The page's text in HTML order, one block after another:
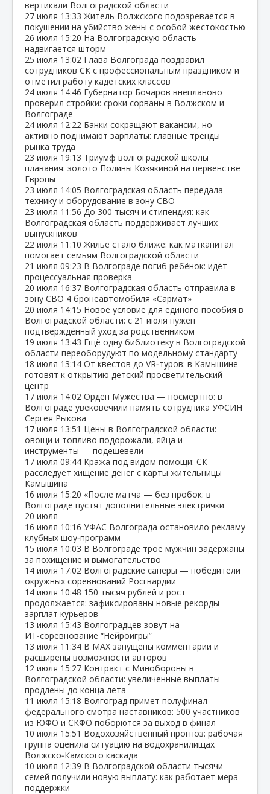
вертикали Волгоградской области
27 июля 13:33 Житель Волжского подозревается в
покушении на убийство жены с особой жестокостью
26 июля 15:20 На Волгоградскую область
надвигается шторм
25 июля 13:02 Глава Волгограда поздравил
сотрудников СК с профессиональным праздником и
отметил работу кадетских классов
24 июля 14:46 Губернатор Бочаров внепланово
проверил стройки: сроки сорваны в Волжском и
Волгограде
24 июля 12:22 Банки сокращают вакансии, но
активно поднимают зарплаты: главные тренды
рынка труда
23 июля 19:13 Триумф волгоградской школы
плавания: золото Полины Козякиной на первенстве
Европы
23 июля 14:05 Волгоградская область передала
технику и оборудование в зону СВО
23 июля 11:56 До 300 тысяч и стипендия: как
Волгоградская область поддерживает лучших
выпускников
22 июля 11:10 Жильё стало ближе: как маткапитал
помогает семьям Волгоградской области
21 июля 09:23 В Волгограде погиб ребёнок: идёт
процессуальная проверка
20 июля 16:37 Волгоградская область отправила в
зону СВО 4 бронеавтомобиля «Сармат»
20 июля 14:15 Новое условие для единого пособия в
Волгоградской области: с 21 июля нужен
подтверждённый уход за родственником
19 июля 13:43 Ещё одну библиотеку в Волгоградской
области переоборудуют по модельному стандарту
18 июля 13:14 От квестов до VR‑туров: в Камышине
готовят к открытию детский просветительский
центр
17 июля 14:02 Орден Мужества — посмертно: в
Волгограде увековечили память сотрудника УФСИН
Сергея Рыкова
17 июля 13:51 Цены в Волгоградской области:
овощи и топливо подорожали, яйца и
инструменты — подешевели
17 июля 09:44 Кража под видом помощи: СК
расследует хищение денег с карты жительницы
Камышина
16 июля 15:20 «После матча — без пробок: в
Волгограде пустят дополнительные электрички
20 июля
16 июля 10:16 УФАС Волгограда остановило рекламу
клубных шоу‑программ
15 июля 10:03 В Волгограде трое мужчин задержаны
за похищение и вымогательство
14 июля 17:02 Волгоградские сапёры — победители
окружных соревнований Росгвардии
14 июля 10:48 150 тысяч рублей и рост
продолжается: зафиксированы новые рекорды
зарплат курьеров
13 июля 15:43 Волгоградцев зовут на
ИТ‑соревнование “Нейроигры”
13 июля 11:34 В МАХ запущены комментарии и
расширены возможности авторов
12 июля 15:27 Контракт с Минобороны в
Волгоградской области: увеличенные выплаты
продлены до конца лета
11 июля 15:18 Волгоград примет полуфинал
федерального смотра наставников: 500 участников
из ЮФО и СКФО поборются за выход в финал
10 июля 15:51 Водохозяйственный прогноз: рабочая
группа оценила ситуацию на водохранилищах
Волжско‑Камского каскада
10 июля 12:39 В Волгоградской области тысячи
семей получили новую выплату: как работает мера
поддержки